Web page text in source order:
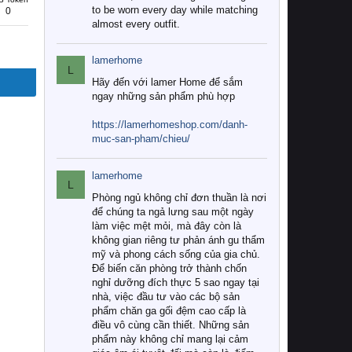
0
to be worn every day while matching
almost every outfit.
L
lamerhome
Hãy đến với lamer Home để sắm
ngay những sản phẩm phù hợp
https://lamerhomeshop.com/danh-
muc-san-pham/chieu/
L
lamerhome
Phòng ngủ không chỉ đơn thuần là nơi
để chúng ta ngả lưng sau một ngày
làm việc mệt mỏi, mà đây còn là
không gian riêng tư phản ánh gu thẩm
mỹ và phong cách sống của gia chủ.
Để biến căn phòng trở thành chốn
nghỉ dưỡng đích thực 5 sao ngay tại
nhà, việc đầu tư vào các bộ sản
phẩm chăn ga gối đệm cao cấp là
điều vô cùng cần thiết. Những sản
phẩm này không chỉ mang lại cảm